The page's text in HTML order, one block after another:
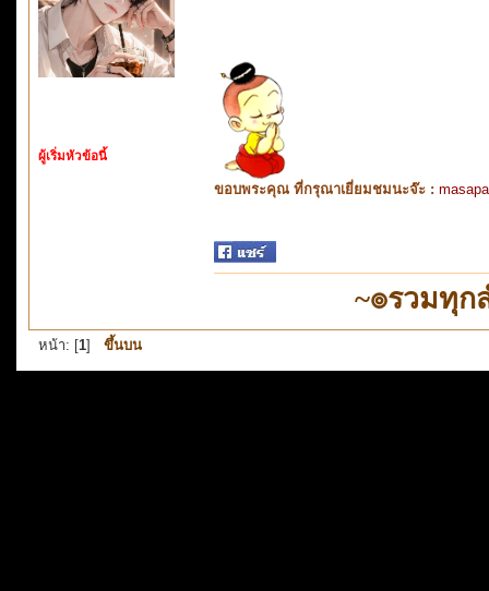
ผู้เริ่มหัวข้อนี้
ขอบพระคุณ ที่กรุณาเยี่ยมชมนะจ๊ะ :
~๏รวมทุ
หน้า: [1] ขึ้นบน